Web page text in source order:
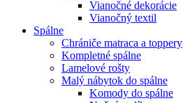
Vianočné dekorácie
Vianočný textil
Spálne
Chrániče matraca a toppery
Kompletné spálne
Lamelové rošty
Malý nábytok do spálne
Komody do spálne